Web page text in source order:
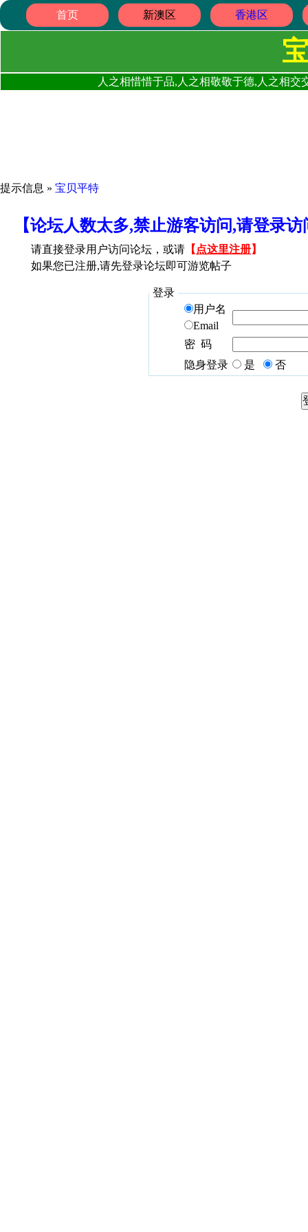
首页 新澳区 香港区
人之相惜惜于品,人之相敬敬于德,人之相
提示信息 » 宝贝平特
【论坛人数太多,禁止游客访问,请登录
请直接登录用户访问论坛，或请 【 点这里注册】
如果您已注册,请先登录论坛即可游览帖子
登录
用户名
Email
密 码
隐身登录
是 否